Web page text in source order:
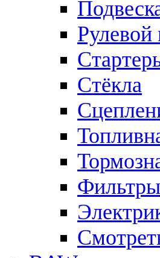
Рулевой
Стёкла
Фильтры